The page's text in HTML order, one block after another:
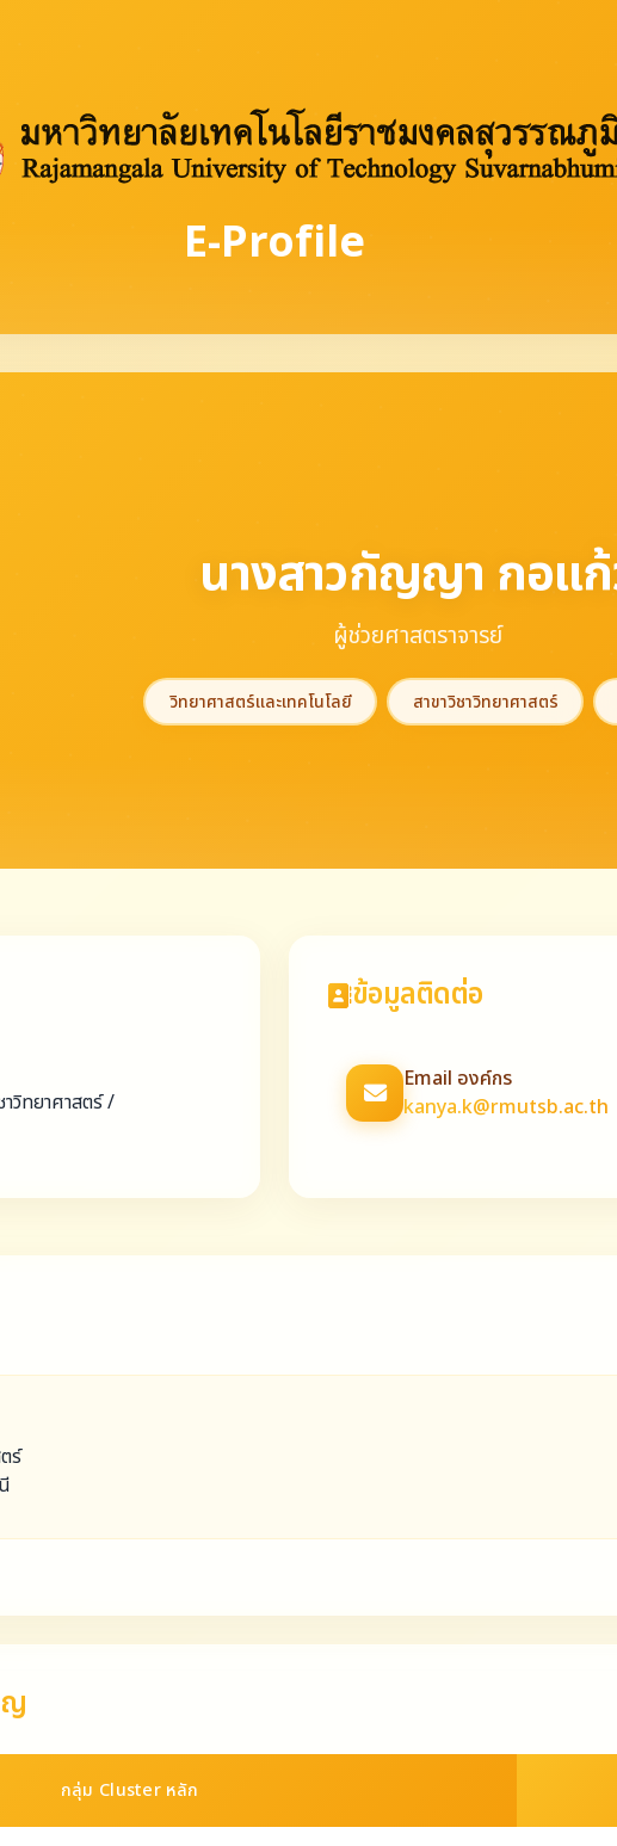
E-Profile
นางสาวกัญญา กอแ
ผู้ช่วยศาสตราจารย์
วิทยาศาสตร์และเทคโนโลยี สาขาวิชาวิทยาศาสตร์
าวิทยาศาสตร์ /
ข้อมูลติดต่อ
Email องค์กร
kanya.k@rmutsb.ac.th
ร์
ญ
กลุ่ม Cluster หลัก